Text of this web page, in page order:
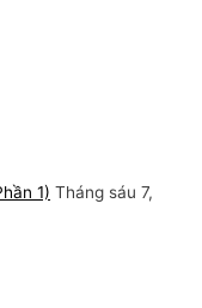
1) Tháng sáu 7,